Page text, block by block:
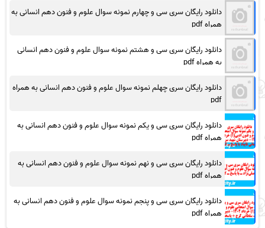
دانلود رایگان سری سی و چهارم نمونه سوال علوم و فنون دهم انسانی به
همراه pdf
دانلود رایگان سری سی و هشتم نمونه سوال علوم و فنون دهم انسانی
به همراه pdf
دانلود رایگان سری چهلم نمونه سوال علوم و فنون دهم انسانی به همراه
pdf
دانلود رایگان سری سی و یکم نمونه سوال علوم و فنون دهم انسانی به
همراه pdf
دانلود رایگان سری سی و نهم نمونه سوال علوم و فنون دهم انسانی به
همراه pdf
دانلود رایگان سری سی و پنجم نمونه سوال علوم و فنون دهم انسانی به
همراه pdf